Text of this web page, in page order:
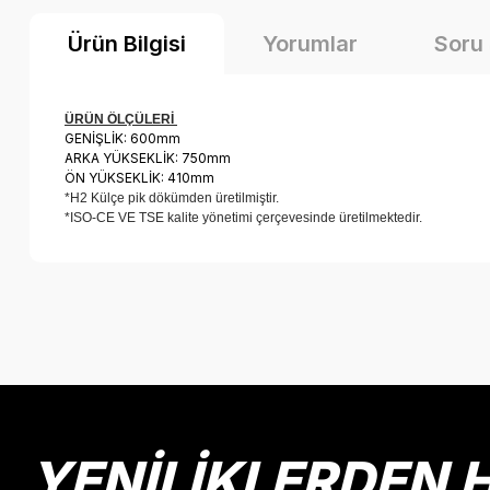
Ürün Bilgisi Yorumlar Soru
ÜRÜN ÖLÇÜLERİ
GENİŞLİK: 600mm
ARKA YÜKSEKLİK: 750mm
ÖN YÜKSEKLİK: 410mm
*H2 Külçe pik dökümden üretilmiştir.
*ISO-CE VE TSE kalite yönetimi çerçevesinde üretilmektedir.
Ürün resmi kalitesiz, bozuk veya görüntülenemiyor.
Ürün fiyatı diğer sitelerden daha pahalı.